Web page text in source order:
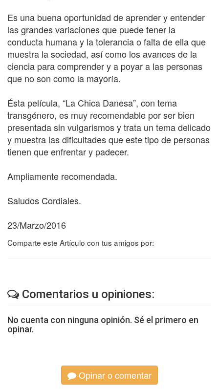
Es una buena oportunidad de aprender y entender
las grandes variaciones que puede tener la
conducta humana y la tolerancia o falta de ella que
muestra la sociedad, así como los avances de la
ciencia para comprender y a poyar a las personas
que no son como la mayoría.
Ésta película, “La Chica Danesa”, con tema
transgénero, es muy recomendable por ser bien
presentada sin vulgarismos y trata un tema delicado
y muestra las dificultades que este tipo de personas
tienen que enfrentar y padecer.
Ampliamente recomendada.
Saludos Cordiales.
23/Marzo/2016
Comparte este Artículo con tus amigos por:
Comentarios u opiniones:
No cuenta con ninguna opinión. Sé el primero en
opinar.
Opinar o comentar